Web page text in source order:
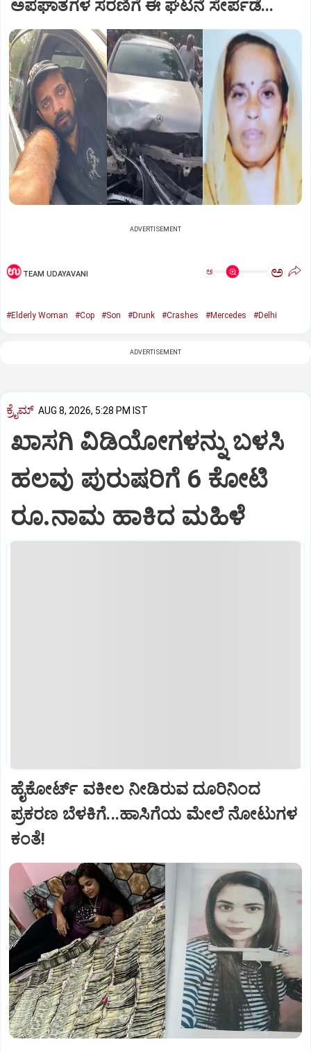
ಅಪಘಾತಗಳ ಸರಣಿಗೆ ಈ ಘಟನೆ ಸೇರ್ಪಡೆ...
ADVERTISEMENT
TEAM UDAYAVANI ಅ ಅ
#Elderly Woman #Cop #Son #Drunk #Crashes #Mercedes #Delhi
ADVERTISEMENT
ಕ್ರೈಮ್ AUG 8, 2026, 5:28 PM IST
ಖಾಸಗಿ ವಿಡಿಯೋಗಳನ್ನು ಬಳಸಿ
ಹಲವು ಪುರುಷರಿಗೆ 6 ಕೋಟಿ
ರೂ.ನಾಮ ಹಾಕಿದ ಮಹಿಳೆ
ಹೈಕೋರ್ಟ್‌ ವಕೀಲ ನೀಡಿರುವ ದೂರಿನಿಂದ
ಪ್ರಕರಣ ಬೆಳಕಿಗೆ...ಹಾಸಿಗೆಯ ಮೇಲೆ ನೋಟುಗಳ
ಕಂತೆ!